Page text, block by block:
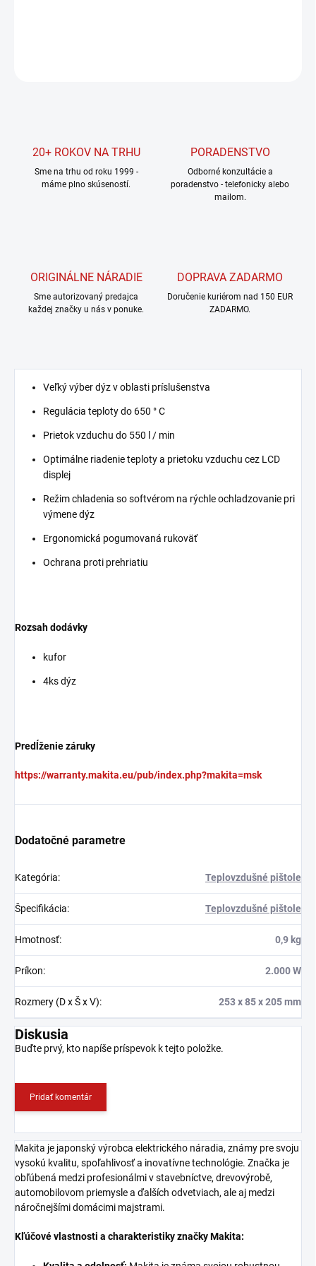
20+ ROKOV NA TRHU
Sme na trhu od roku 1999 -
máme plno skúseností.
PORADENSTVO
Odborné konzultácie a
poradenstvo - telefonicky alebo
mailom.
ORIGINÁLNE NÁRADIE
Sme autorizovaný predajca
každej značky u nás v ponuke.
DOPRAVA ZADARMO
Doručenie kuriérom nad 150 EUR
ZADARMO.
Veľký výber dýz v oblasti príslušenstva
Regulácia teploty do 650 ° C
Prietok vzduchu do 550 l / min
Optimálne riadenie teploty a prietoku vzduchu cez LCD
displej
Režim chladenia so softvérom na rýchle ochladzovanie pri
výmene dýz
Ergonomická pogumovaná rukoväť
Ochrana proti prehriatiu
Rozsah dodávky
kufor
4ks dýz
Predĺženie záruky
https://warranty.makita.eu/pub/index.php?makita=msk
Dodatočné parametre
Kategória: Teplovzdušné pištole
Špecifikácia: Teplovzdušné pištole
Hmotnosť: 0,9 kg
Príkon: 2.000 W
Rozmery (D x Š x V): 253 x 85 x 205 mm
Diskusia
Buďte prvý, kto napíše príspevok k tejto položke.
Pridať komentár
Makita je japonský výrobca elektrického náradia, známy pre svoju
vysokú kvalitu, spoľahlivosť a inovatívne technológie. Značka je
obľúbená medzi profesionálmi v stavebníctve, drevovýrobě,
automobilovom priemysle a ďalších odvetviach, ale aj medzi
náročnejšími domácimi majstrami.
Kľúčové vlastnosti a charakteristiky značky Makita: